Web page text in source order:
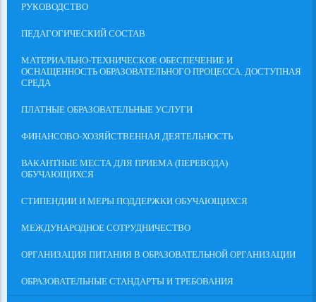
РУКОВОДСТВО
ПЕДАГОГИЧЕСКИЙ СОСТАВ
МАТЕРИАЛЬНО-ТЕХНИЧЕСКОЕ ОБЕСПЕЧЕНИЕ И
ОСНАЩЕННОСТЬ ОБРАЗОВАТЕЛЬНОГО ПРОЦЕССА. ДОСТУПНАЯ
СРЕДА
ПЛАТНЫЕ ОБРАЗОВАТЕЛЬНЫЕ УСЛУГИ
ФИНАНСОВО-ХОЗЯЙСТВЕННАЯ ДЕЯТЕЛЬНОСТЬ
ВАКАНТНЫЕ МЕСТА ДЛЯ ПРИЕМА (ПЕРЕВОДА)
ОБУЧАЮЩИХСЯ
СТИПЕНДИИ И МЕРЫ ПОДДЕРЖКИ ОБУЧАЮЩИХСЯ
МЕЖДУНАРОДНОЕ СОТРУДНИЧЕСТВО
ОРГАНИЗАЦИЯ ПИТАНИЯ В ОБРАЗОВАТЕЛЬНОЙ ОРГАНИЗАЦИИ
ОБРАЗОВАТЕЛЬНЫЕ СТАНДАРТЫ И ТРЕБОВАНИЯ